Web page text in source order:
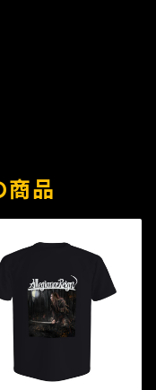
商品